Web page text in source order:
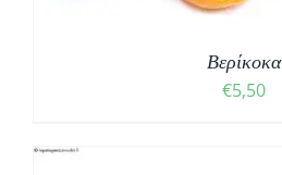
Βερίκοκα
€5,50